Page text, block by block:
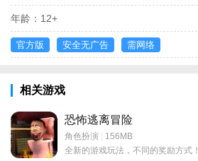
年龄： 12+
官方版 安全无广告 需网络
相关游戏
恐怖逃离冒险
角色扮演 | 156MB
全新的游戏玩法，不同的奖励方式！